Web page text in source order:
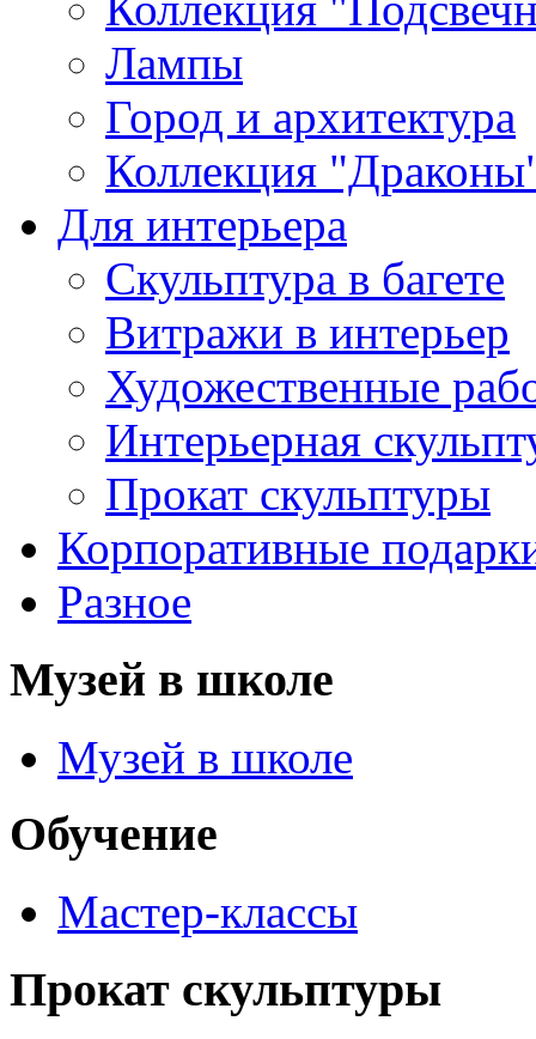
Лампы
Город и архитектура
Коллекция
Для интерьера
Скульптура в багете
Витражи в интерьер
Художественные
Интерьерная
Прокат скульптуры
Корпоративные
Разное
Музей в школе
Музей в школе
Обучение
Мастер-классы
Прокат скульптуры